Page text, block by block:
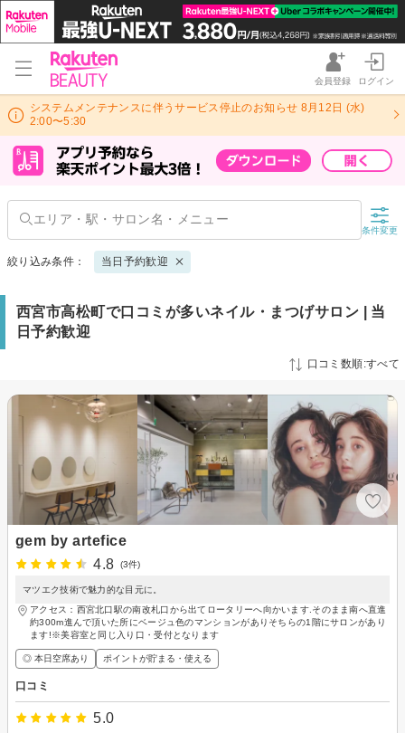
会員登録 ログイン
システムメンテナンスに伴うサービス停止のお知らせ 8月12日 (水)
2:00〜5:30
条件変更
絞り込み条件： 当日予約歓迎
西宮市高松町で口コミが多いネイル・まつげサロン | 当
日予約歓迎
口コミ数順:すべて
gem by artefice
4.8
(3件)
マツエク技術で魅力的な目元に。
アクセス：西宮北口駅の南改札口から出てロータリーへ向かいます.そのまま南へ直進
約300m進んで頂いた所にベージュ色のマンションがありそちらの1階にサロンがあり
ます!※美容室と同じ入り口・受付となります
◎ 本日空席あり ポイントが貯まる・使える
口コミ
5.0